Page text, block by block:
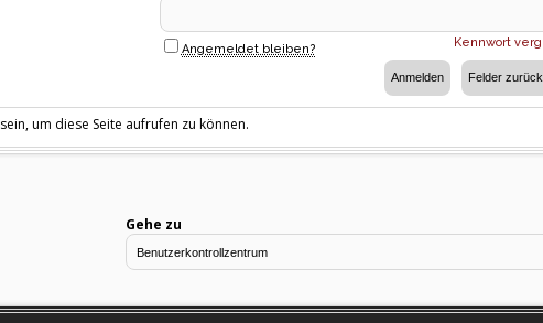
Kennwort
Angemeldet bleiben?
sein, um diese Seite aufrufen zu können.
Gehe zu